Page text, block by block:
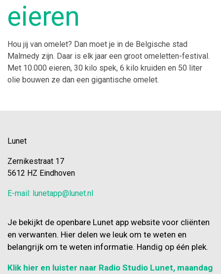
eieren
Hou jij van omelet? Dan moet je in de Belgische stad
Malmedy zijn. Daar is elk jaar een groot omeletten-festival.
Met 10.000 eieren, 30 kilo spek, 6 kilo kruiden en 50 liter
olie bouwen ze dan een gigantische omelet.
Lunet
Zernikestraat 17
5612 HZ Eindhoven
E-mail: lunetapp@lunet.nl
Je bekijkt de openbare Lunet app website voor cliënten
en verwanten. Hier delen we leuk om te weten en
belangrijk om te weten informatie. Handig op één plek.
Klik hier en luister naar Radio Studio Lunet, maandag